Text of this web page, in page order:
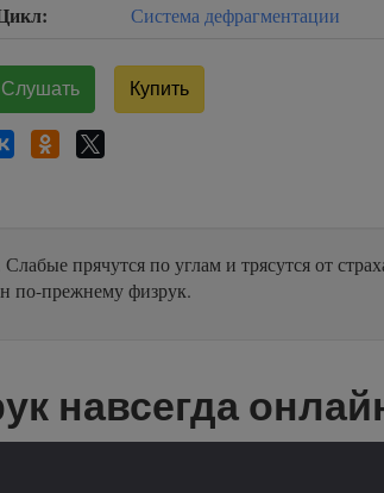
Система дефрагментации
Слушать Купить
прячутся по углам и трясутся от
по-прежнему физрук.
навсегда